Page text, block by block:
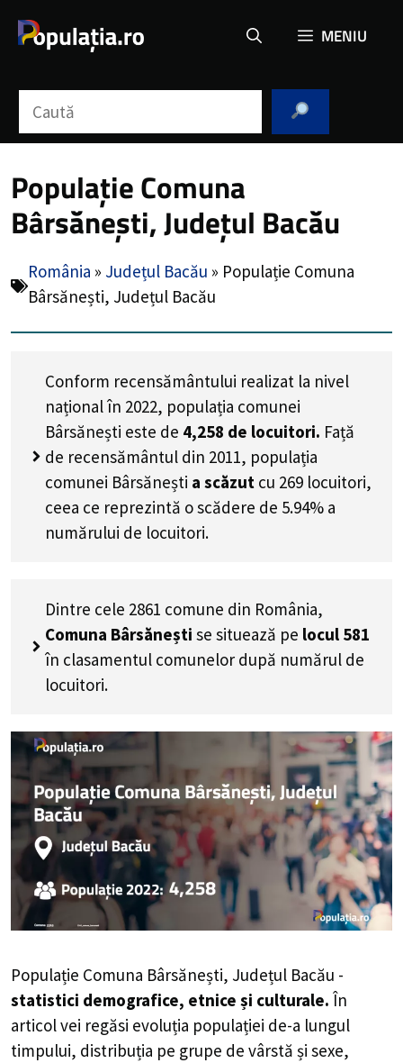
MENIU
Populație Comuna
Bârsănești, Județul Bacău
România » Județul Bacău » Populație Comuna
Bârsănești, Județul Bacău
Conform recensământului realizat la nivel
național în 2022, populația comunei
Bârsănești este de 4,258 de locuitori. Față
de recensământul din 2011, populația
comunei Bârsănești a scăzut cu 269 locuitori,
ceea ce reprezintă o scădere de 5.94% a
numărului de locuitori.
Dintre cele 2861 comune din România,
Comuna Bârsănești se situează pe locul 581
în clasamentul comunelor după numărul de
locuitori.
Populație Comuna Bârsănești, Județul Bacău -
statistici demografice, etnice și culturale. În
articol vei regăsi evoluția populației de-a lungul
timpului, distribuția pe grupe de vârstă și sexe,